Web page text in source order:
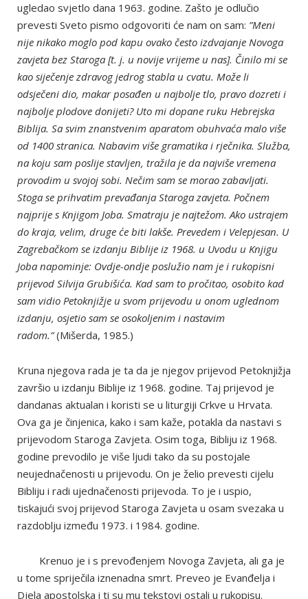
ugledao svjetlo dana 1963. godine. Zašto je odlučio
prevesti Sveto pismo odgovoriti će nam on sam: ”Meni
nije nikako moglo pod kapu ovako često izdvajanje Novoga
zavjeta bez Staroga [t. j. u novije vrijeme u nas]. Činilo mi se
kao siječenje zdravog jedrog stabla u cvatu. Može li
odsječeni dio, makar posađen u najbolje tlo, pravo dozreti i
najbolje plodove donijeti? Uto mi dopane ruku Hebrejska
Biblija. Sa svim znanstvenim aparatom obuhvaća malo više
od 1400 stranica. Nabavim više gramatika i rječnika. Služba,
na koju sam poslije stavljen, tražila je da najviše vremena
provodim u svojoj sobi. Nečim sam se morao zabavljati.
Stoga se prihvatim prevađanja Staroga zavjeta. Počnem
najprije s Knjigom Joba. Smatraju je najtežom. Ako ustrajem
do kraja, velim, druge će biti lakše. Prevedem i Velepjesan. U
Zagrebačkom se izdanju Biblije iz 1968. u Uvodu u Knjigu
Joba napominje: Ovdje-ondje poslužio nam je i rukopisni
prijevod Silvija Grubišića. Kad sam to pročitao, osobito kad
sam vidio Petoknjižje u svom prijevodu u onom uglednom
izdanju, osjetio sam se osokoljenim i nastavim
radom.”(Mišerda, 1985.)
Kruna njegova rada je ta da je njegov prijevod Petoknjižja
završio u izdanju Biblije iz 1968. godine. Taj prijevod je
dandanas aktualan i koristi se u liturgiji Crkve u Hrvata.
Ova ga je činjenica, kako i sam kaže, potakla da nastavi s
prijevodom Staroga Zavjeta. Osim toga, Bibliju iz 1968.
godine prevodilo je više ljudi tako da su postojale
neujednačenosti u prijevodu. On je želio prevesti cijelu
Bibliju i radi ujednačenosti prijevoda. To je i uspio,
tiskajući svoj prijevod Staroga Zavjeta u osam svezaka u
razdoblju između 1973. i 1984. godine.
Krenuo je i s prevođenjem Novoga Zavjeta, ali ga je
u tome spriječila iznenadna smrt. Preveo je Evanđelja i
Djela apostolska i ti su mu tekstovi ostali u rukopisu.